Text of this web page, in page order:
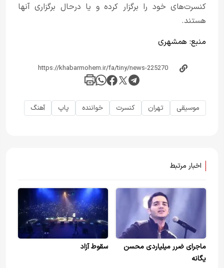
کنسرت‌های خود را برگزار کرده و یا در‌حال برگزاری آنها
هستند.
منبع: همشهری
موسیقی تهران کنسرت خواننده پاپ آهنگ
اخبار مرتبط
ماجرای ضرر میلیاردی محسن
یگانه
سقوط آزاد